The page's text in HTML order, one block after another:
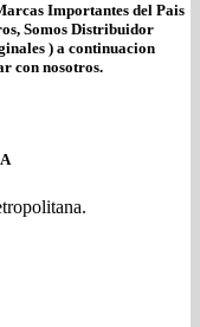
Importantes del Pais
Somos Distribuidor
) a continuacion
con nosotros.